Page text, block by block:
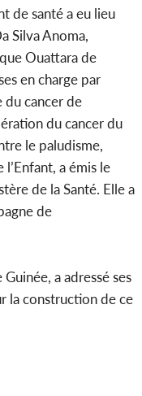
de santé a eu lieu
Silva Anoma,
Ouattara de
en charge par
du cancer de
du cancer du
le paludisme,
a émis le
de la Santé. Elle a
de
a adressé ses
la construction de ce